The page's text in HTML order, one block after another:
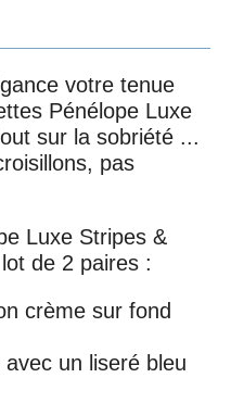
votre tenue
Pénélope Luxe
sur la sobriété ...
pas
Luxe Stripes &
de 2 paires :
crème sur fond
un liseré bleu